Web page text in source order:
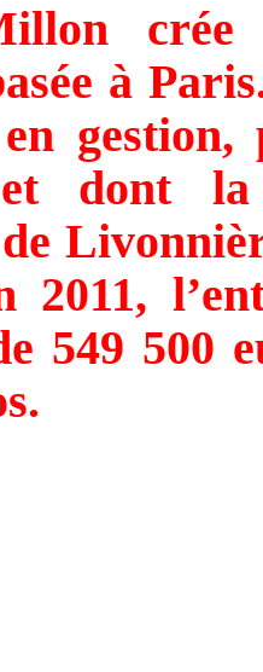
à
gestion,
dont la
2011,
549 500